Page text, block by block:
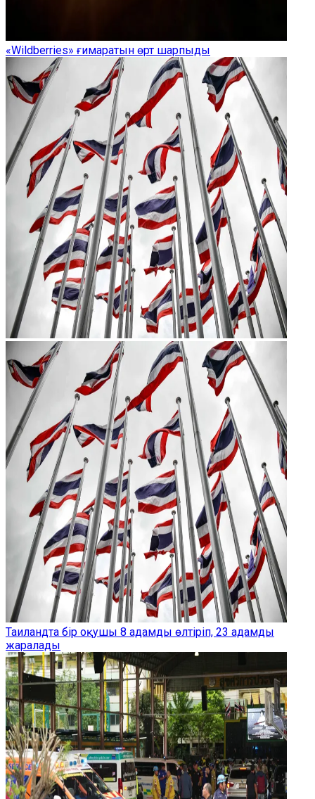
«Wildberries» ғимаратын өрт шарпыды
Таиландта бір оқушы 8 адамды өлтіріп, 23 адамды
жаралады